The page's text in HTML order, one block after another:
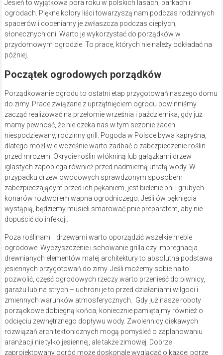
Jesień to wyjątkowa pora roku w polskich lasach, parkach i
ogrodach. Piękne kolory liści towarzyszą nam podczas rodzinnych
spacerów i doceniamy je zwłaszcza podczas ciepłych,
słonecznych dni. Warto je wykorzystać do porządków w
przydomowym ogrodzie. To prace, których nie należy odkładać na
później.
Początek ogrodowych porządków
Porządkowanie ogrodu to ostatni etap przygotowań naszego domu
do zimy. Prace związane z uprzątnięciem ogrodu powinniśmy
zacząć realizować na przełomie września i października, gdy już
mamy pewność, że nie czeka nas w tym sezonie żaden
niespodziewany, rodzinny grill. Pogoda w Polsce bywa kapryśna,
dlatego możliwie wcześnie warto zadbać o zabezpieczenie roślin
przed mrozem. Okrycie roślin włókniną lub gałązkami drzew
iglastych zapobiega również przed nadmierną utratą wody. W
przypadku drzew owocowych sprawdzonym sposobem
zabezpieczającym przed ich pękaniem, jest bielenie pni i grubych
konarów roztworem wapna ogrodniczego. Jeśli ów pęknięcia
wystąpią, będziemy musieli smarować pnie preparatem, aby nie
dopuścić do infekcji.
Poza roślinami i drzewami warto oporządzić wszelkie meble
ogrodowe. Wyczyszczenie i schowanie grilla czy impregnacja
drewnianych elementów małej architektury to absolutna podstawa
jesiennych przygotowań do zimy. Jeśli możemy sobie na to
pozwolić, część ogrodowych rzeczy warto przenieść do piwnicy,
garażu lub na strych – uchroni je to przed działaniami wilgoci i
zmiennych warunków atmosferycznych. Gdy już nasze roboty
porządkowe dobiegną końca, koniecznie pamiętajmy również o
odcięciu zewnętrznego dopływu wody. Zwolennicy ciekawych
rozwiązań architektonicznych mogą pomyśleć o zaplanowaniu
aranżacji nie tylko jesiennej, ale także zimowej. Dobrze
zaprojektowany ogród może doskonale wyglądać o każdej porze